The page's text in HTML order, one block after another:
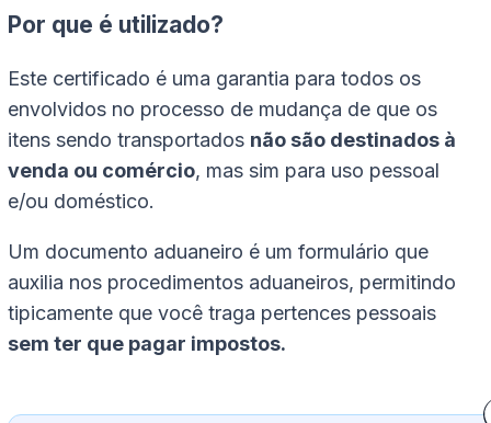
Por que é utilizado?
Este certificado é uma garantia para todos os
envolvidos no processo de mudança de que os
itens sendo transportados não são destinados à
venda ou comércio, mas sim para uso pessoal
e/ou doméstico.
Um documento aduaneiro é um formulário que
auxilia nos procedimentos aduaneiros, permitindo
tipicamente que você traga pertences pessoais
sem ter que pagar impostos.